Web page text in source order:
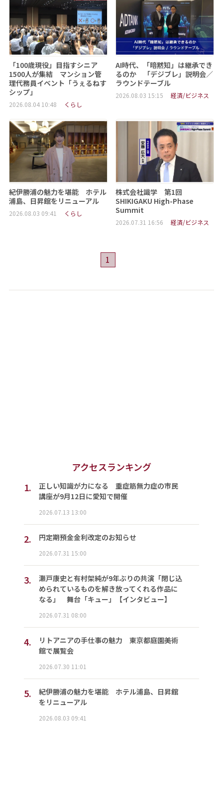
「100歳現役」目指すシニア
1500人が集結 マンション管
理代務員イベント「うぇるねす
シップ」
2026.08.04 10:48 くらし
AI時代、「暗黙知」は継承でき
るのか 「デジブレ」説明会／
ラウンドテーブル
2026.08.03 15:15 経済/ビジネス
紀伊勝浦の魅力を堪能 ホテル
浦島、日昇館をリニューアル
2026.08.03 09:41 くらし
株式会社識学 第1回
SHIKIGAKU High-Phase
Summit
2026.07.31 16:56 経済/ビジネス
1
アクセスランキング
1.
正しい知識が力になる 重症筋無力症の市民
講座が9月12日に愛知で開催
2026.07.13 13:00
2. 円定期預金金利改定のお知らせ
2026.07.31 15:00
3.
瀬戸康史と有村架純が9年ぶりの共演「閉じ込
められているものを解き放ってくれる作品に
なる」 舞台「キュー」【インタビュー】
2026.07.31 08:00
4.
リトアニアの手仕事の魅力 東京都庭園美術
館で展覧会
2026.07.30 11:01
5.
紀伊勝浦の魅力を堪能 ホテル浦島、日昇館
をリニューアル
2026.08.03 09:41